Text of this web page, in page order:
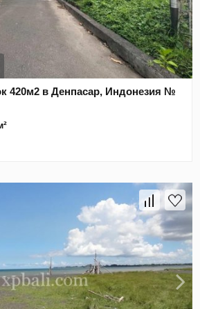
420м2 в Денпасар, Индонезия №